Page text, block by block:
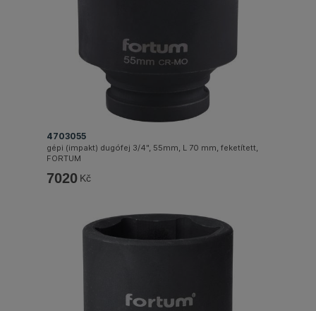
4703055
gépi (impakt) dugófej 3/4", 55mm, L 70 mm, feketített,
FORTUM
7020 Kč